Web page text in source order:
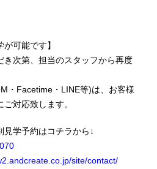
が可能です】
次第、担当のスタッフから再度
・Facetime・LINE等)は、お客様
対応致します。
見学予約はコチラから↓
site/contact/